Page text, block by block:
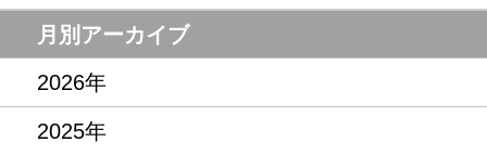
月別アーカイブ
2026年
2025年